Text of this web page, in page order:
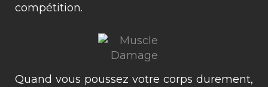
compétition.
Quand vous poussez votre corps durement,